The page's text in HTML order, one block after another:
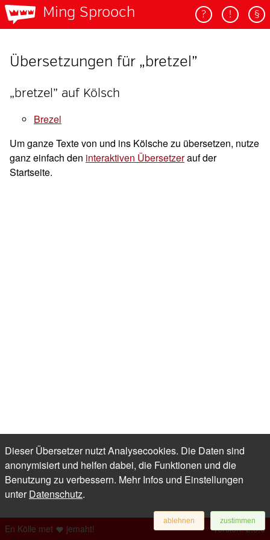
Ming Sprooch ? ! §
Übersetzungen für „bretzel”
„bretzel” auf Kölsch
brezel
Um ganze Texte von und ins Kölsche zu übersetzen, nutze
ganz einfach den interaktiven Übersetzerauf der
Startseite.
En Kölle met jemaht! Version: 2.5.0
Dieser Übersetzer nutzt Analysecookies. Die Daten sind
anonymisiert und helfen dabei, die Funktionen und die
Benutzung zu verbessern. Mehr Infos und Einstellungen
unterDatenschutz.
ablehnen zustimmen